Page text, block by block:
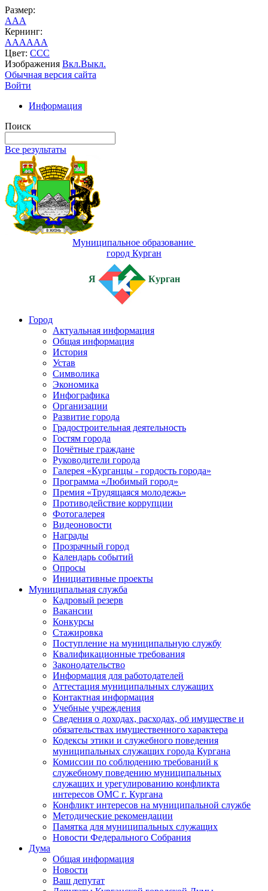
Размер:
AAA
Кернинг:
AAAAAA
Цвет: CCC
Изображения Вкл.Выкл.
Обычная версия сайта
Войти
Информация
Поиск
Все результаты
Муниципальное образование
город Курган
Я Курган
Город
Актуальная информация
Общая информация
История
Устав
Символика
Экономика
Инфографика
Организации
Развитие города
Градостроительная деятельность
Гостям города
Почётные граждане
Руководители города
Галерея «Курганцы - гордость города»
Программа «Любимый город»
Премия «Трудящаяся молодежь»
Противодействие коррупции
Фотогалерея
Видеоновости
Награды
Прозрачный город
Календарь событий
Опросы
Инициативные проекты
Муниципальная служба
Кадровый резерв
Вакансии
Конкурсы
Стажировка
Поступление на муниципальную службу
Квалификационные требования
Законодательство
Информация для работодателей
Аттестация муниципальных служащих
Контактная информация
Учебные учреждения
Сведения о доходах, расходах, об имуществе и
обязательствах имущественного характера
Кодексы этики и служебного поведения
муниципальных служащих города Кургана
Комиссии по соблюдению требований к
служебному поведению муниципальных
служащих и урегулированию конфликта
интересов ОМС г. Кургана
Конфликт интересов на муниципальной службе
Методические рекомендации
Памятка для муниципальных служащих
Новости Федерального Cобрания
Дума
Общая информация
Новости
Ваш депутат